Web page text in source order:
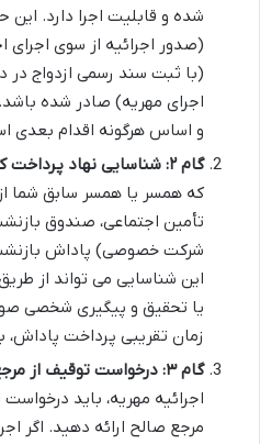
شده و قابلیت اجرا دارد. این
(صدور اجرائیه از سوی اجرای
(با ثبت سند رسمی ازدواج در
اجرای مهریه) صادر شده
و اساس هرگونه اقدام بعدی
گام ۲: شناسایی نهاد پرداخت کننده پاداش:
که همسر یا همسر سابق شما
تأمین اجتماعی، صندوق
شرکت خصوصی) پاداش
این شناسایی می تواند از
یا تحقیق و پیگیری شخصی
زمان تقریبی پرداخت
گام ۳: درخواست توقیف از مرجع صالح:
اجرائیه مهریه، باید
مرجع صالح ارائه دهید. اگر